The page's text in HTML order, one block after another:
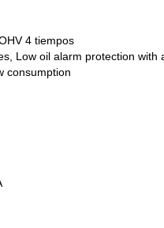
4 tiempos
Low oil alarm protection with
consumption